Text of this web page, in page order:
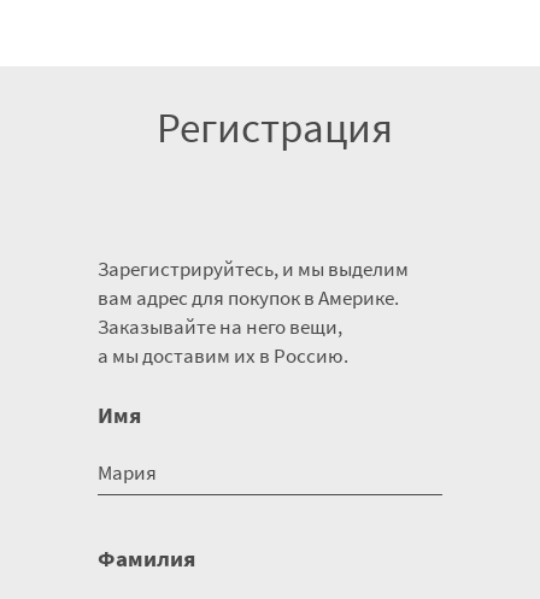
Регистрация
Зарегистрируйтесь, и мы выделим
вам адрес для покупок в Америке.
Заказывайте на него вещи,
а мы доставим их в Россию.
Имя
Фамилия